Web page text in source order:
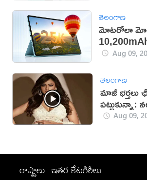
తెలంగాణ
మోటరోలా
5Gతో కొత్త
Aug 09,
తెలంగాణ
మాజీ భర్తలు
Aug 09,
రాష్ట్రాలు ఇతర కేటగిరీలు